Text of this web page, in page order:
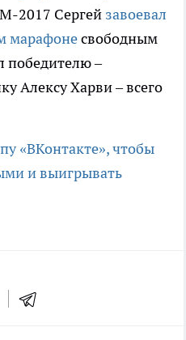
2017 Сергей завоевал
марафонесвободным
победителю –
Алексу Харви – всего
«ВКонтакте», чтобы
и выигрывать